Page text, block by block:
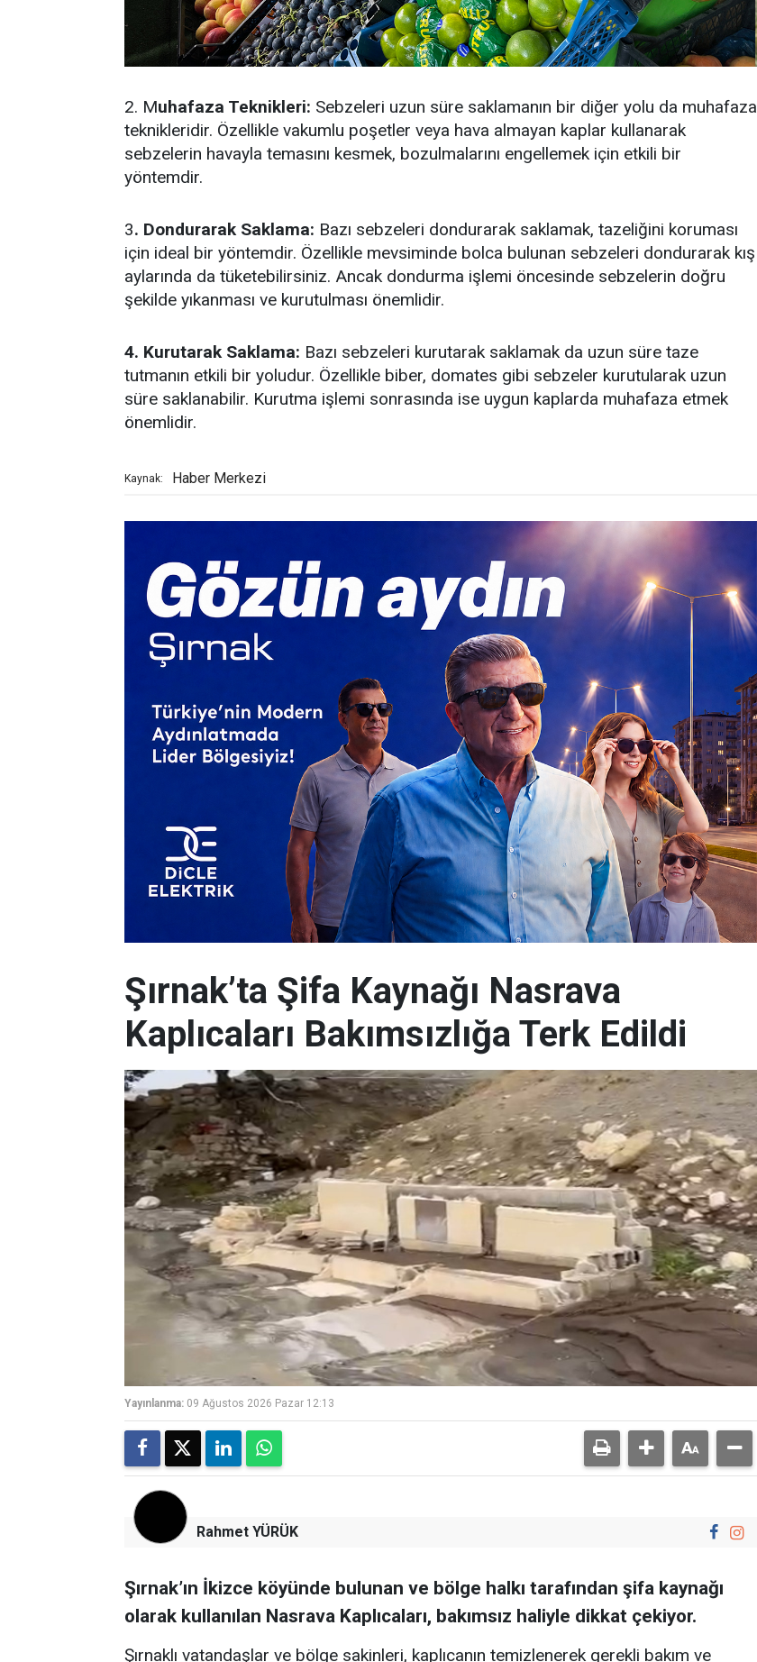
2. Muhafaza Teknikleri: Sebzeleri uzun süre saklamanın bir diğer yolu da muhafaza
teknikleridir. Özellikle vakumlu poşetler veya hava almayan kaplar kullanarak
sebzelerin havayla temasını kesmek, bozulmalarını engellemek için etkili bir
yöntemdir.
3. Dondurarak Saklama: Bazı sebzeleri dondurarak saklamak, tazeliğini koruması
için ideal bir yöntemdir. Özellikle mevsiminde bolca bulunan sebzeleri dondurarak kış
aylarında da tüketebilirsiniz. Ancak dondurma işlemi öncesinde sebzelerin doğru
şekilde yıkanması ve kurutulması önemlidir.
4. Kurutarak Saklama: Bazı sebzeleri kurutarak saklamak da uzun süre taze
tutmanın etkili bir yoludur. Özellikle biber, domates gibi sebzeler kurutularak uzun
süre saklanabilir. Kurutma işlemi sonrasında ise uygun kaplarda muhafaza etmek
önemlidir.
Kaynak: Haber Merkezi
Şırnak’ta Şifa Kaynağı Nasrava
Kaplıcaları Bakımsızlığa Terk Edildi
Yayınlanma: 09 Ağustos 2026 Pazar 12:13
Rahmet YÜRÜK
Şırnak’ın İkizce köyünde bulunan ve bölge halkı tarafından şifa kaynağı
olarak kullanılan Nasrava Kaplıcaları, bakımsız haliyle dikkat çekiyor.
Şırnaklı vatandaşlar ve bölge sakinleri, kaplıcanın temizlenerek gerekli bakım ve